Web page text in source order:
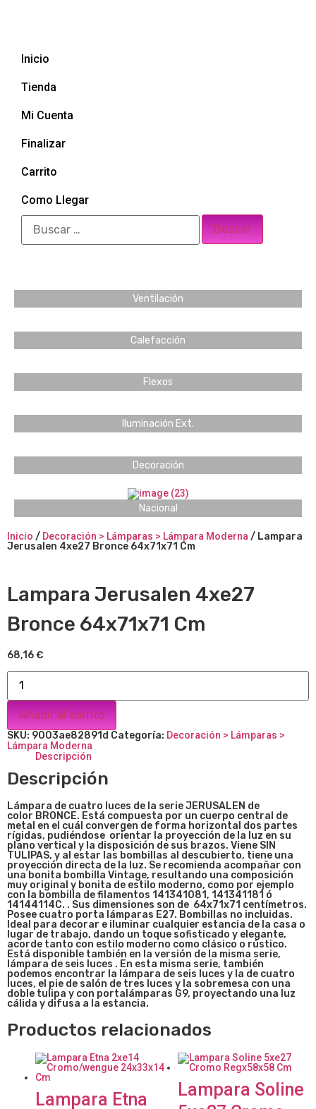
Inicio
Tienda
Mi Cuenta
Finalizar
Carrito
Como Llegar
Ventilación
Calefacción
Flexos
Iluminación Ext.
Decoración
Nacional
Inicio / Decoración > Lámparas > Lámpara Moderna/ Lampara
Jerusalen 4xe27 Bronce 64x71x71 Cm
Lampara Jerusalen 4xe27
Bronce 64x71x71 Cm
68,16€
Añadir al carrito
SKU: 9003ae82891d Categoría: Decoración > Lámparas >
Lámpara Moderna
Descripción
Descripción
Lámpara de cuatro luces de la serie JERUSALEN de
color BRONCE. Está compuesta por un cuerpo central de
metal en el cuál convergen de forma horizontal dos partes
rígidas, pudiéndose orientar la proyección de la luz en su
plano vertical y la disposición de sus brazos. Viene SIN
TULIPAS, y al estar las bombillas al descubierto, tiene una
proyección directa de la luz. Se recomienda acompañar con
una bonita bombilla Vintage, resultando una composición
muy original y bonita de estilo moderno, como por ejemplo
con la bombilla de filamentos 141341081, 141341181 ó
14144114C. . Sus dimensiones son de 64x71x71 centímetros.
Posee cuatro porta lámparas E27. Bombillas no incluidas.
Ideal para decorar e iluminar cualquier estancia de la casa o
lugar de trabajo, dando un toque sofisticado y elegante,
acorde tanto con estilo moderno como clásico o rústico.
Está disponible también en la versión de la misma serie,
lámpara de seis luces . En esta misma serie, también
podemos encontrar la lámpara de seis luces y la de cuatro
luces, el pie de salón de tres luces y la sobremesa con una
doble tulipa y con portalámparas G9, proyectando una luz
cálida y difusa a la estancia.
Productos relacionados
Lampara Etna
Lampara Soline